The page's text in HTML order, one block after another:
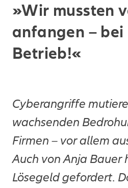
»Wir mussten
anfangen –
Betrieb!«
Cyberangriffe
wachsenden
Firmen – vor allem
Auch von Anja Bauer
Lösegeld gefordert.